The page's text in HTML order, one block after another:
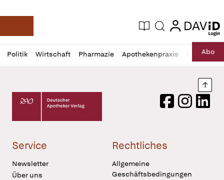
Deutsche Apotheker Zeitung
Aktuelle Ausgabe
Suche login
login
Politik Wirtschaft Pharmazie Apothekenpraxis RechtAbo
Profil
öffnen
Daz
Pur
Deutscher Apotheker Verlag Logo
FacebookInstagram
Service
Newsletter
Über uns
Rechtliches
Allgemeine
Geschäftsbedingungen